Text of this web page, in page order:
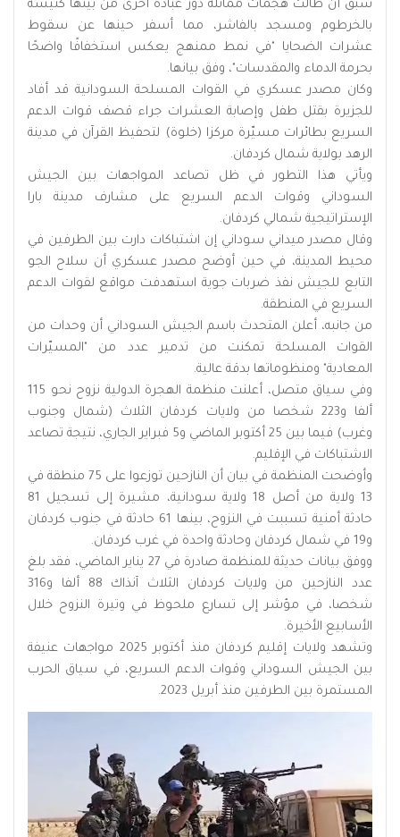
سبق أن طالت هجمات مماثلة دور عبادة أخرى من بينها كنيسة
بالخرطوم ومسجد بالفاشر، مما أسفر حينها عن سقوط
عشرات الضحايا "في نمط ممنهج يعكس استخفافًا واضحًا
بحرمة الدماء والمقدسات"، وفق بيانها.
وكان مصدر عسكري في القوات المسلحة السودانية قد أفاد
للجزيرة بقتل طفل وإصابة العشرات جراء قصف قوات الدعم
السريع بطائرات مسيّرة مركزا (خلوة) لتحفيظ القرآن في مدينة
الرهد بولاية شمال كردفان.
ويأتي هذا التطور في ظل تصاعد المواجهات بين الجيش
السوداني وقوات الدعم السريع على مشارف مدينة بارا
الإستراتيجية شمالي كردفان.
وقال مصدر ميداني سوداني إن اشتباكات دارت بين الطرفين في
محيط المدينة، في حين أوضح مصدر عسكري أن سلاح الجو
التابع للجيش نفذ ضربات جوية استهدفت مواقع لقوات الدعم
السريع في المنطقة.
من جانبه، أعلن المتحدث باسم الجيش السوداني أن وحدات من
القوات المسلحة تمكنت من تدمير عدد من "المسيّرات
المعادية" ومنظوماتها بدقة عالية.
وفي سياق متصل، أعلنت منظمة الهجرة الدولية نزوح نحو 115
ألفا و223 شخصا من ولايات كردفان الثلاث (شمال وجنوب
وغرب) فيما بين 25 أكتوبر الماضي و5 فبراير الجاري، نتيجة تصاعد
الاشتباكات في الإقليم.
وأوضحت المنظمة في بيان أن النازحين توزعوا على 75 منطقة في
13 ولاية من أصل 18 ولاية سودانية، مشيرة إلى تسجيل 81
حادثة أمنية تسببت في النزوح، بينها 61 حادثة في جنوب كردفان
و19 في شمال كردفان وحادثة واحدة في غرب كردفان.
ووفق بيانات حديثة للمنظمة صادرة في 27 يناير الماضي، فقد بلغ
عدد النازحين من ولايات كردفان الثلاث آنذاك 88 ألفا و316
شخصا، في مؤشر إلى تسارع ملحوظ في وتيرة النزوح خلال
الأسابيع الأخيرة.
وتشهد ولايات إقليم كردفان منذ أكتوبر 2025 مواجهات عنيفة
بين الجيش السوداني وقوات الدعم السريع، في سياق الحرب
المستمرة بين الطرفين منذ أبريل 2023.